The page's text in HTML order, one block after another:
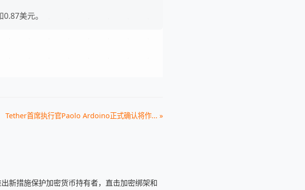
美元。
Tether首席执行官Paolo Ardoino正式确认将作... »
新措施保护加密货币持有者，直击加密绑架和